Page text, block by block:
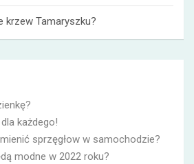
krzew Tamaryszku?
każdego!
sprzęgłow w samochodzie?
modne w 2022 roku?